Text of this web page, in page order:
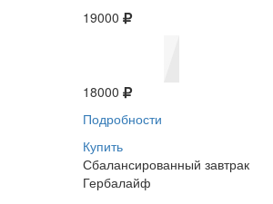
19000
18000
Подробности
Купить
Сбалансированный завтрак
Гербалайф